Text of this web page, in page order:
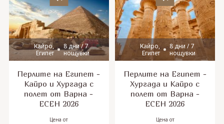
Кайро,
Египет
8 дни / 7
нощувки
Перлите на Египет -
Кайро и Хургада с
полет от Варна -
ЕСЕН 2026
Цена от
Кайро,
Египет
8 дни / 7
нощувки
Перлите на Египет -
Хургада и Кайро с
полет от Варна -
ЕСЕН 2026
Цена от